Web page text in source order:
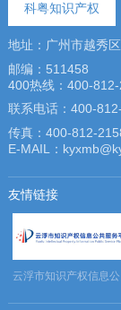
科粤知识产权
地址：广州市越秀
邮编：511458
400热线：400-
联系电话：400-
传真：400-812-
E-MAIL：
友情链接